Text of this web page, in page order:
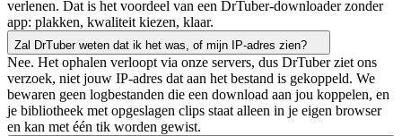
verlenen. Dat is het voordeel van een DrTuber-downloader zonder
app: plakken, kwaliteit kiezen, klaar.
Zal DrTuber weten dat ik het was, of mijn IP-adres zien?
Nee. Het ophalen verloopt via onze servers, dus DrTuber ziet ons
verzoek, niet jouw IP-adres dat aan het bestand is gekoppeld. We
bewaren geen logbestanden die een download aan jou koppelen, en
je bibliotheek met opgeslagen clips staat alleen in je eigen browser
en kan met één tik worden gewist.